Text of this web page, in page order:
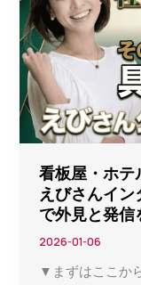
活
用
術
さ
ん
直
撃・
生
イ
ン
タ
ビ
ュ
選
ば
看板屋・ホテ
えびさんイン
で外見と発
2026-01-06
▼まずはここか